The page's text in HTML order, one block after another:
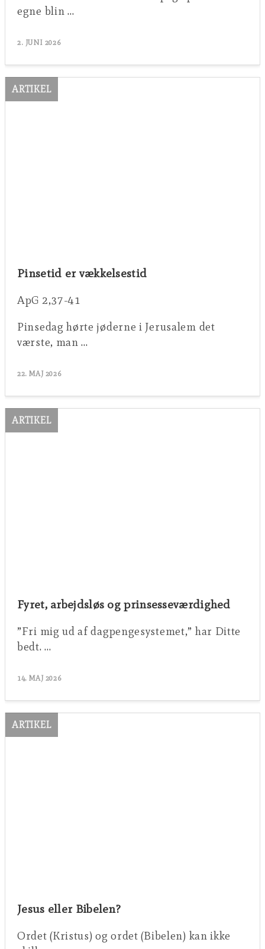
egne blin …
2. JUNI 2026
ARTIKEL
Pinsetid er vækkelsestid
ApG 2,37-41
Pinsedag hørte jøderne i Jerusalem det
værste, man …
22. MAJ 2026
ARTIKEL
Fyret, arbejdsløs og prinsesseværdighed
”Fri mig ud af dagpengesystemet,” har Ditte
bedt. …
14. MAJ 2026
ARTIKEL
Jesus eller Bibelen?
Ordet (Kristus) og ordet (Bibelen) kan ikke